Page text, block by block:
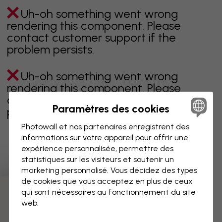
Uh-oh something went wrong
rendering this component. Please
contact customer support if the
problem persists.
Uh-oh something went wrong
rendering this component. Please
contact customer support if the
problem persists.
Page 1 sur 1 pages
Découvrez plus de catégories
Paramètres des cookies
Photowall et nos partenaires enregistrent des
informations sur votre appareil pour offrir une
expérience personnalisée, permettre des
statistiques sur les visiteurs et soutenir un
marketing personnalisé. Vous décidez des types
de cookies que vous acceptez en plus de ceux
qui sont nécessaires au fonctionnement du site
web.